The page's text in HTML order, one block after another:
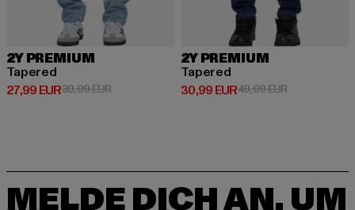
2Y PREMIUM
Tapered
27,99 EUR
Derzeitiger Preis: 27,99 EUR
39,99 EURAktionspreis: 39,99 EUR
2Y PREMIUM
Tapered
30,99 EUR
Derzeitiger Preis: 30,99 EUR
49,99 EURAktionspreis:
MELDE DICH AN, UM